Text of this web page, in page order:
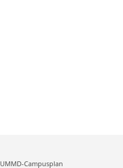
UMMD-Campusplan